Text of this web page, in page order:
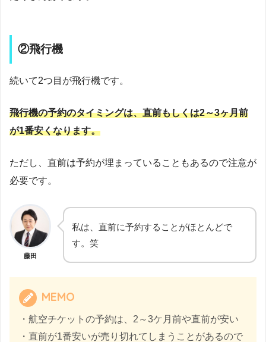
②飛行機
続いて2つ目が飛行機です。
飛行機の予約のタイミングは、直前もしくは2～3ヶ月前
が1番安くなります。
ただし、直前は予約が埋まっていることもあるので注意が
必要です。
藤田
私は、直前に予約することがほとんどで
す。笑
MEMO
・航空チケットの予約は、2～3ケ月前や直前が安い
・直前が1番安いが売り切れてしまうことがあるので